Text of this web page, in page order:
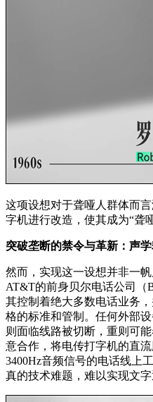
这项设想对于聋哑人群体而
字机进行改造，使其成为“聋
突破垄断的禁令与革新：声
然而，实现这一设想并非一
AT&T的前身贝尔电话公司（
其控制着绝大多数电话业务
格的标准和管制。任何外部
则面临线路被切断，重则可
意合作，将电传打字机的直
3400Hz音频信号的电话线上
真的技术难题，难以实现文字